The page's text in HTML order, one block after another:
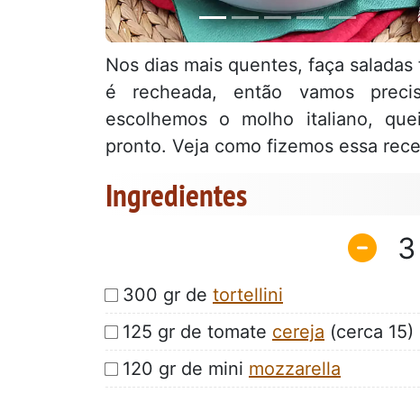
Nos dias mais quentes, faça
é recheada, então vamos
escolhemos o molho italiano,
pronto. Veja como fizemos essa
Ingredientes
3
300 gr de tortellini
125 gr de tomate cereja (cerca 15)
120 gr de mini mozzarella